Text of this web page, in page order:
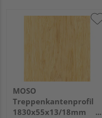
MOSO
Treppenkantenprofil
1830x55x13/18mm